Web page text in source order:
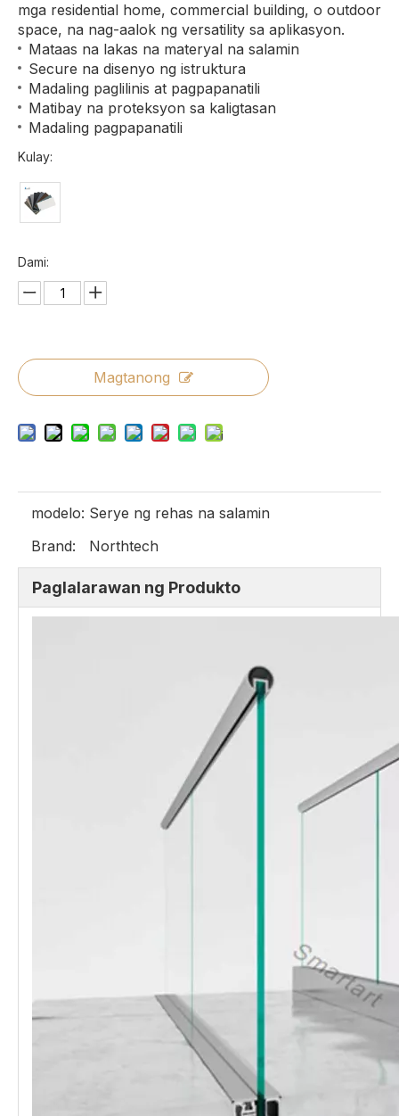
mga residential home, commercial building, o outdoor
space, na nag-aalok ng versatility sa aplikasyon.
Mataas na lakas na materyal na salamin
Secure na disenyo ng istruktura
Madaling paglilinis at pagpapanatili
Matibay na proteksyon sa kaligtasan
Madaling pagpapanatili
Kulay:
Dami:
Magtanong
modelo: Serye ng rehas na salamin
Brand:
Northtech
Paglalarawan ng Produkto